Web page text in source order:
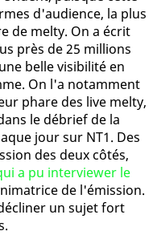
d'audience, la plus
de melty. On a écrit
près de 25 millions
belle visibilité en
On l'a notamment
phare des live melty,
le débrief de la
jour sur NT1. Des
des deux côtés,
a pu interviewer le
de l'émission.
un sujet fort